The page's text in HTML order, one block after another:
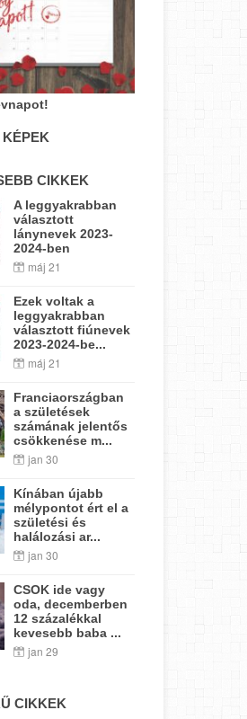
KÉPEK
CIKKEK
A leggyakrabban
választott
lánynevek 2023-
2024-ben
máj 21
Ezek voltak a
leggyakrabban
választott fiúnevek
2023-2024-be...
máj 21
Franciaországban
a születések
számának jelentős
csökkenése m...
jan 30
Kínában újabb
mélypontot ért el a
születési és
halálozási ar...
jan 30
CSOK ide vagy
oda, decemberben
12 százalékkal
kevesebb baba ...
jan 29
CIKKEK